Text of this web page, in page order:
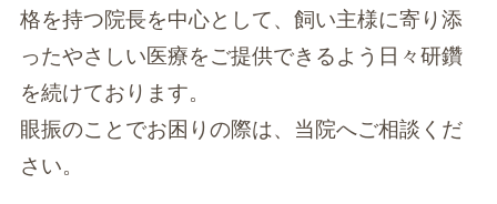
格を持つ院長を中心として、飼い主様に寄り添
ったやさしい医療をご提供できるよう日々研鑽
を続けております。
眼振のことでお困りの際は、当院へご相談くだ
さい。